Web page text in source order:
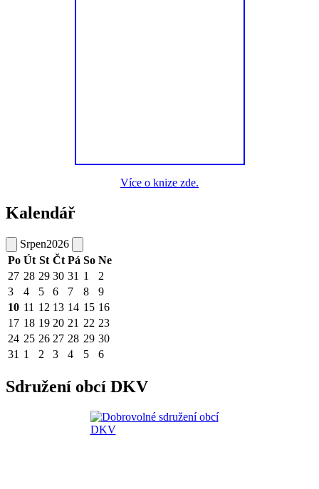
Více o knize zde.
Kalendář
Srpen2026
Po Út St Čt Pá So Ne
27 28 29 30 31 1
2
3
4 5 6 7 8
9
10 11 12 13 14 15 16
17 18 19 20 21 22 23
24 25 26 27 28 29 30
31 1 2 3 4 5 6
Sdružení obcí DKV